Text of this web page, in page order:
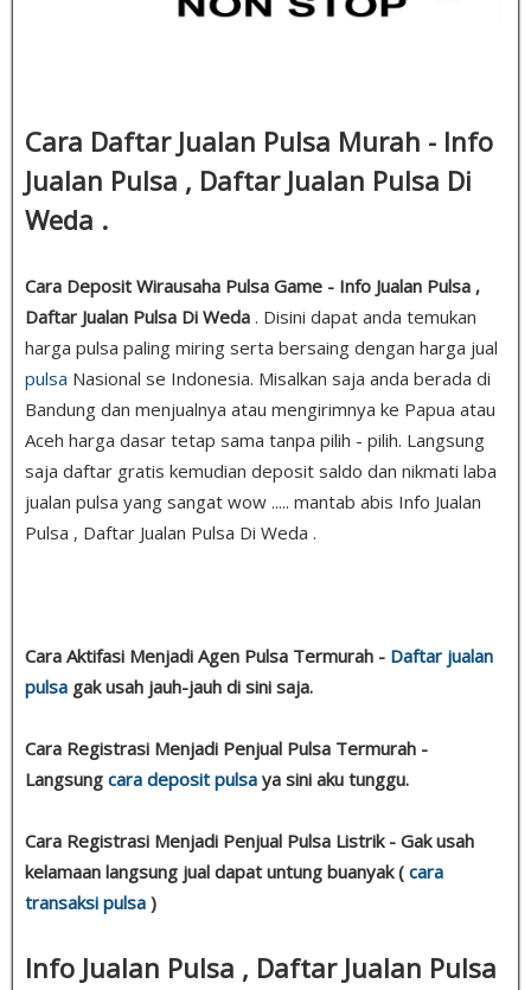
Cara Daftar Jualan Pulsa Murah - Info
Jualan Pulsa , Daftar Jualan Pulsa Di
Weda .
Cara Deposit Wirausaha Pulsa Game - Info Jualan Pulsa ,
Daftar Jualan Pulsa Di Weda . Disini dapat anda temukan
harga pulsa paling miring serta bersaing dengan harga jual
pulsa Nasional se Indonesia. Misalkan saja anda berada di
Bandung dan menjualnya atau mengirimnya ke Papua atau
Aceh harga dasar tetap sama tanpa pilih - pilih. Langsung
saja daftar gratis kemudian deposit saldo dan nikmati laba
jualan pulsa yang sangat wow ..... mantab abis Info Jualan
Pulsa , Daftar Jualan Pulsa Di Weda .
Cara Aktifasi Menjadi Agen Pulsa Termurah - Daftar jualan
pulsa gak usah jauh-jauh di sini saja.
Cara Registrasi Menjadi Penjual Pulsa Termurah -
Langsung cara deposit pulsa ya sini aku tunggu.
Cara Registrasi Menjadi Penjual Pulsa Listrik - Gak usah
kelamaan langsung jual dapat untung buanyak ( cara
transaksi pulsa )
Info Jualan Pulsa , Daftar Jualan Pulsa